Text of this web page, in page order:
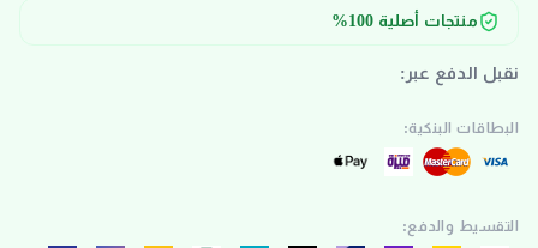
منتجات أصلية 100%
نقبل الدفع عبر:
البطاقات البنكية:
التقسيط والدفع: